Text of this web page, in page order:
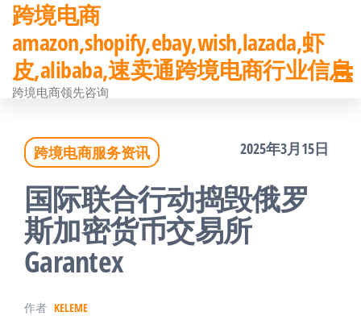
前
往
内
跨境电商
amazon,shopify,ebay,wish,lazada,虾
皮,alibaba,速卖通跨境电商行业信息
跨境电商领先咨询
跨境电商服务资讯 2025年3月15日
国际联合行动捣毁俄罗
斯加密货币交易所
Garantex
作者 KELEME